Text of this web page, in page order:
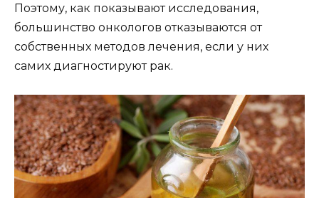
Поэтому, как показывают исследования,
большинство онкологов отказываются от
собственных методов лечения, если у них
самих диагностируют рак.